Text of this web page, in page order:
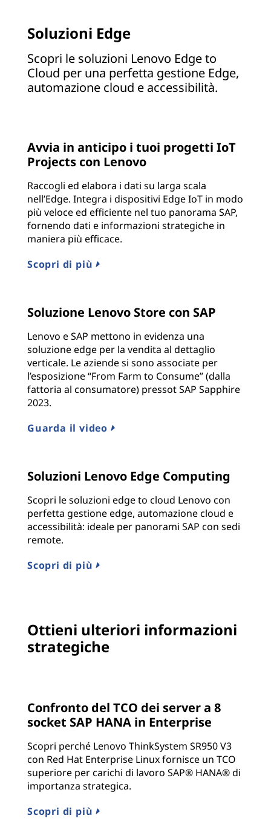
Soluzioni Edge
Scopri le soluzioni Lenovo Edge to
Cloud per una perfetta gestione Edge,
automazione cloud e accessibilità.
Avvia in anticipo i tuoi progetti IoT
Projects con Lenovo
Raccogli ed elabora i dati su larga scala
nell’Edge. Integra i dispositivi Edge IoT in modo
più veloce ed efficiente nel tuo panorama SAP,
fornendo dati e informazioni strategiche in
maniera più efficace.
Scopri di più
Soluzione Lenovo Store con SAP
Lenovo e SAP mettono in evidenza una
soluzione edge per la vendita al dettaglio
verticale. Le aziende si sono associate per
l’esposizione “From Farm to Consume” (dalla
fattoria al consumatore) pressot SAP Sapphire
2023.
Guarda il video
Soluzioni Lenovo Edge Computing
Scopri le soluzioni edge to cloud Lenovo con
perfetta gestione edge, automazione cloud e
accessibilità: ideale per panorami SAP con sedi
remote.
Scopri di più
Ottieni ulteriori informazioni
strategiche
Confronto del TCO dei server a 8
socket SAP HANA in Enterprise
Scopri perché Lenovo ThinkSystem SR950 V3
con Red Hat Enterprise Linux fornisce un TCO
superiore per carichi di lavoro SAP® HANA® di
importanza strategica.
Scopri di più